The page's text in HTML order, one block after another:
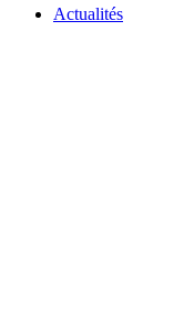
Actualités